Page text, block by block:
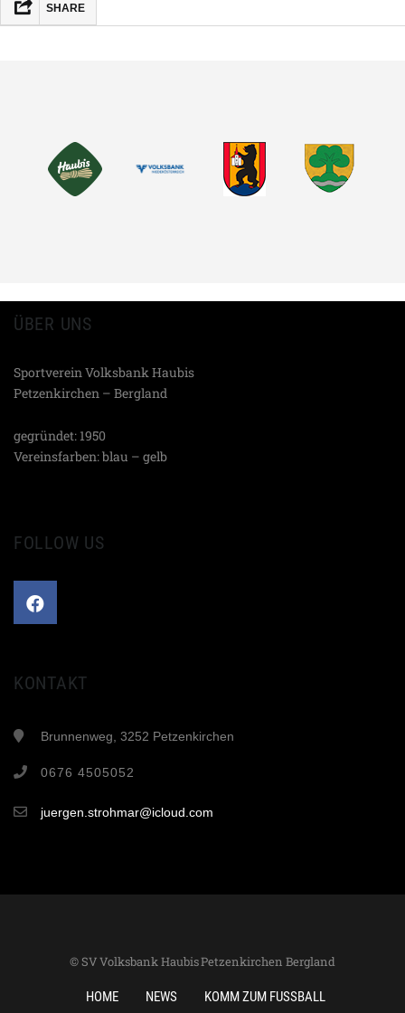
SHARE
TEILEN
ÜBER UNS
Sportverein Volksbank Haubis
Petzenkirchen – Bergland
gegründet: 1950
Vereinsfarben: blau – gelb
FOLLOW US
KONTAKT
Brunnenweg, 3252 Petzenkirchen
0676 4505052
juergen.strohmar@icloud.com
© SV Volksbank Haubis Petzenkirchen Bergland
HOME NEWS
KOMM ZUM FUSSBALL